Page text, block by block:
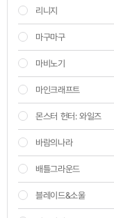
리니지
마구마구
마비노기
마인크래프트
몬스터 헌터: 와일즈
바람의나라
배틀그라운드
블레이드&소울